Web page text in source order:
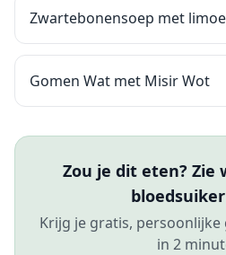
Zwartebonensoep met
Gomen Wat met Misir Wot
Zou je dit eten? Zie
Krijg je gratis, persoonlijke
in 2